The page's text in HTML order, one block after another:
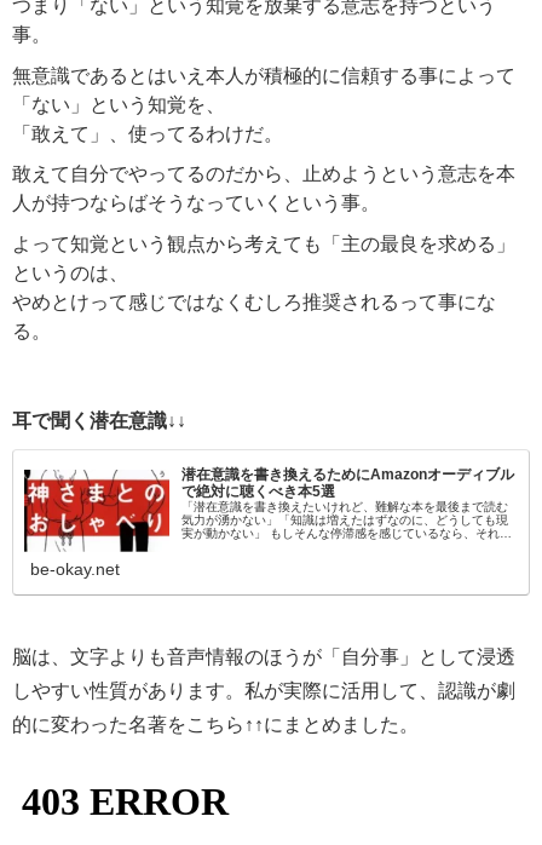
つまり「ない」という知覚を放棄する意志を持つという
事。
無意識であるとはいえ本人が積極的に信頼する事によって
「ない」という知覚を、
「敢えて」、使ってるわけだ。
敢えて自分でやってるのだから、止めようという意志を本
人が持つならばそうなっていくという事。
よって知覚という観点から考えても「主の最良を求める」
というのは、
やめとけって感じではなくむしろ推奨されるって事にな
る。
耳で聞く潜在意識↓↓
潜在意識を書き換えるためにAmazonオーディブル
で絶対に聴くべき本5選
「潜在意識を書き換えたいけれど、難解な本を最後まで読む
気力が湧かない」「知識は増えたはずなのに、どうしても現
実が動かない」 もしそんな停滞感を感じているなら、それは
be-okay.net
脳は、文字よりも音声情報のほうが「自分事」として浸透
しやすい性質があります。私が実際に活用して、認識が劇
的に変わった名著をこちら↑↑にまとめました。